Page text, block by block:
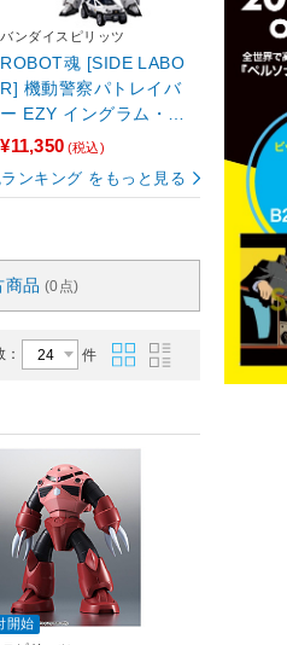
バンダイスピリッツ
ROBOT魂 [SIDE LABO
R] 機動警察パトレイバ
ー EZY イングラム・プ
ラス（AV-98Plus）2号
¥11,350 (税込)
ンキング をもっと見る
商品 (0点)
件
開始